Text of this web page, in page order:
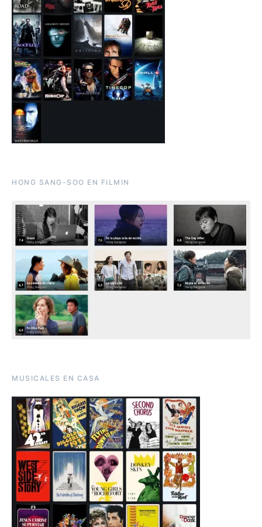
HONG SANG-SOO EN FILMIN
MUSICALES EN CASA